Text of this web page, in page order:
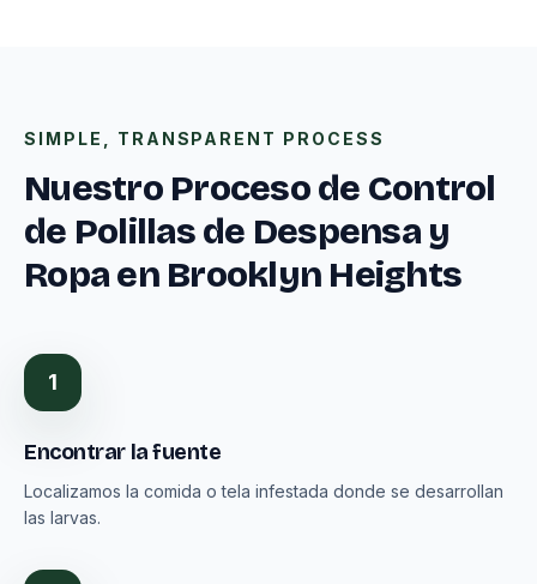
SIMPLE, TRANSPARENT PROCESS
Nuestro Proceso de Control
de Polillas de Despensa y
Ropa en Brooklyn Heights
1
Encontrar la fuente
Localizamos la comida o tela infestada donde se desarrollan
las larvas.